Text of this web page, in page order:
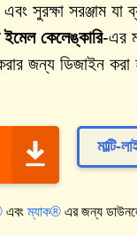
সরঞ্জাম যা
ইমেল কেলেঙ্কারি-এর
জন্য ডিজাইন করা
মাল্টি-
এবংম্যাক®এর জন্য